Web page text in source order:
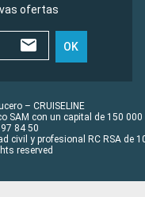
ofertas
OK
– CRUISELINE
SAM con un capital de 150 000
84 50
civil y profesional RC RSA de
reserved